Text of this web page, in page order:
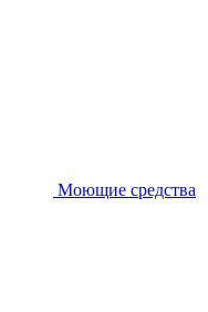
Моющие средства